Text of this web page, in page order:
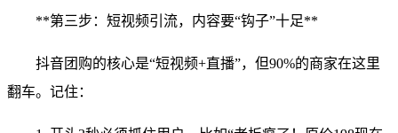
**第三步：短视频引流，内容要“钩子”十足**
抖音团购的核心是“短视频+直播”，但90%的商家在这里
翻车。记住：